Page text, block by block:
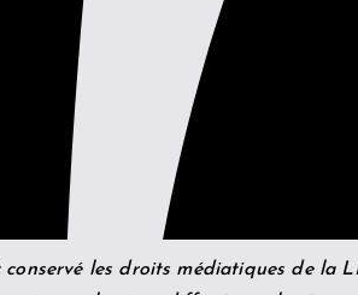
les droits médiatiques de la